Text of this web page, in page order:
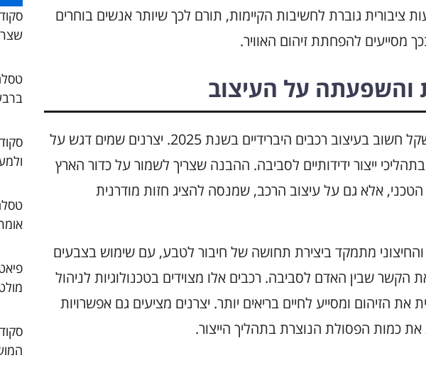
ציבורית גוברת לחשיבות הקיימות, תורם לכך שיותר אנשים בוחרים
מסייעים להפחתת זיהום האוויר.
והשפעתה על העיצוב
תפיסת הקיימות מקבלת משקל חשוב בעיצוב רכבים היברידיים בשנת 2025. יצרנים שמים דגש על
ייצור ידידותיים לסביבה. ההבנה שצריך לשמור על כדור הארץ
אלא גם על עיצוב הרכב, שמנסה להציג חזות מודרנית
והחיצוני מתמקד ביצירת תחושה של חיבור לטבע, עם שימוש בצבעים
הקשר שבין האדם לסביבה. רכבים אלו מצוידים בטכנולוגיות לניהול
הזיהום ומסייע לחיים בריאים יותר. יצרנים מציעים גם אפשרויות
את כמות הפסולת הנוצרת בתהליך הייצור.